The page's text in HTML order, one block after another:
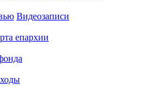
Видеозаписи
епархии